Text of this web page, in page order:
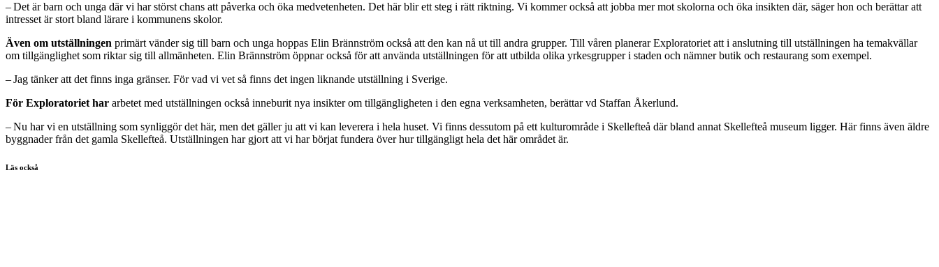
– Det är barn och unga där vi har störst chans att påverka och öka medvetenheten. Det här blir ett steg i rätt riktning. Vi kommer också att jobba mer mot skolorna och öka insikten där, säger hon och berättar att
intresset är stort bland lärare i kommunens skolor.
Även om utställningen primärt vänder sig till barn och unga hoppas Elin Brännström också att den kan nå ut till andra grupper. Till våren planerar Exploratoriet att i anslutning till utställningen ha temakvällar
om tillgänglighet som riktar sig till allmänheten. Elin Brännström öppnar också för att använda utställningen för att utbilda olika yrkesgrupper i staden och nämner butik och restaurang som exempel.
– Jag tänker att det finns inga gränser. För vad vi vet så finns det ingen liknande utställning i Sverige.
För Exploratoriet har arbetet med utställningen också inneburit nya insikter om tillgängligheten i den egna verksamheten, berättar vd Staffan Åkerlund.
– Nu har vi en utställning som synliggör det här, men det gäller ju att vi kan leverera i hela huset. Vi finns dessutom på ett kulturområde i Skellefteå där bland annat Skellefteå museum ligger. Här finns även äldre
byggnader från det gamla Skellefteå. Utställningen har gjort att vi har börjat fundera över hur tillgängligt hela det här området är.
Läs också